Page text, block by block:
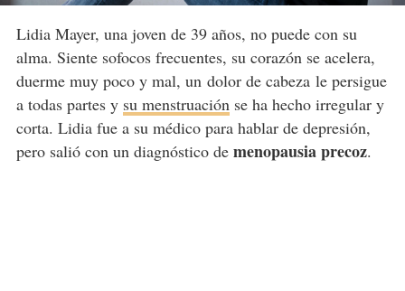
Lidia Mayer, una joven de 39 años, no puede con su
alma. Siente sofocos frecuentes, su corazón se acelera,
duerme muy poco y mal, un dolor de cabeza le persigue
a todas partes y su menstruación se ha hecho irregular y
corta. Lidia fue a su médico para hablar de depresión,
pero salió con un diagnóstico de menopausia precoz.